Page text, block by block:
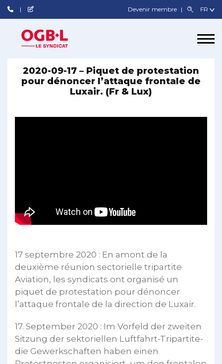
Devenir membre
2020-09-17 – Piquet de protestation
pour dénoncer l’attaque frontale de
Luxair. (Fr & Lux)
17 septembre 2020 : En amont de la
deuxième réunion sectorielle tripartite
Aviation, les syndicats ont organisé un
piquet de protestation pour dénoncer
l’attaque frontale de la direction de Luxair.
17. September 2020 : Im Vorfeld der zweiten
Sitzung der sektoriellen Luftfahrt-Tripartite-
die Gewerkschaften haben einen